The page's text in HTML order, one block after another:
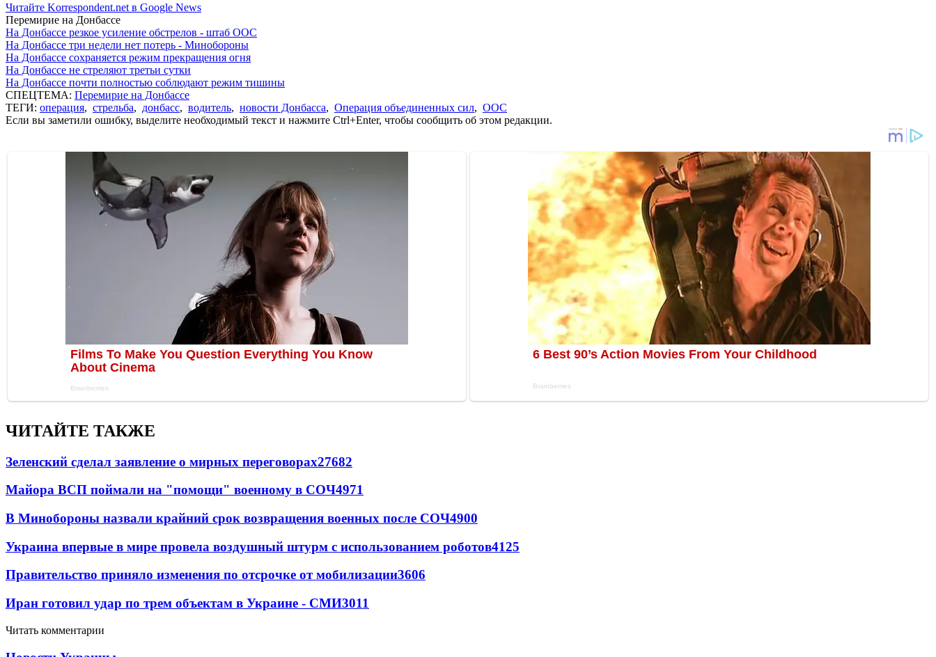
Читайте Korrespondent.net в Google News
Перемирие на Донбассе
На Донбассе резкое усиление обстрелов - штаб ООС
На Донбассе три недели нет потерь - Минобороны
На Донбассе сохраняется режим прекращения огня
На Донбассе не стреляют третьи сутки
На Донбассе почти полностью соблюдают режим тишины
СПЕЦТЕМА: Перемирие на Донбассе
ТЕГИ: операция, стрельба, донбасс, водитель, новости Донбасса, Операция объединенных сил, ООС
Если вы заметили ошибку, выделите необходимый текст и нажмите Ctrl+Enter, чтобы сообщить об этом редакции.
ЧИТАЙТЕ ТАКЖЕ
Зеленский сделал заявление о мирных переговорах27682
Майора ВСП поймали на "помощи" военному в СОЧ4971
В Минобороны назвали крайний срок возвращения военных после СОЧ4900
Украина впервые в мире провела воздушный штурм с использованием роботов4125
Правительство приняло изменения по отсрочке от мобилизации3606
Иран готовил удар по трем объектам в Украине - СМИ3011
Читать комментарии